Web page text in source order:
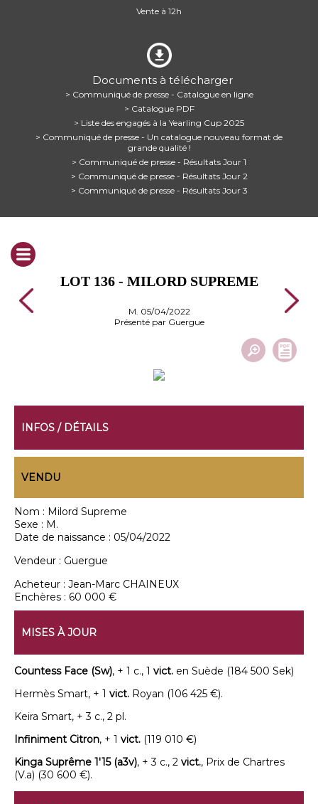
Vente à 12h
Documents à télécharger
> Communiqué de presse - Catalogue en ligne
> Catalogue PDF
> Liste des engagés à la Yearling Cup 2025
> Communiqué de presse - Un catalogue nouveau format de
grande qualité !
> Communiqué de presse - Résultats Jour 1
> Communiqué de presse - Résultats Jour 2
> Communiqué de presse - Résultats Jour 3
LOT 136 - MILORD SUPREME
M. 05/04/2022
Présenté par Guergue
INFOS / DÉTAILS
VENDU
Nom : Milord Supreme
Sexe : M.
Date de naissance : 05/04/2022
Vendeur : Guergue
Acheteur : Jean-Marc CHAINEUX
Enchères : 60 000 €
MISES À JOUR
Countess Face (Sw), + 1 c., 1 vict. en Suède (184 500 Sek)
Hermès Smart, + 1 vict. Royan (106 425 €).
Keira Smart, + 3 c., 2 pl.
Infiniment Citron, + 1 vict. (119 010 €)
Kinga Suprême 1'15 (a3v), + 3 c., 2 vict., Prix de Chartres
(V.a) (30 600 €).